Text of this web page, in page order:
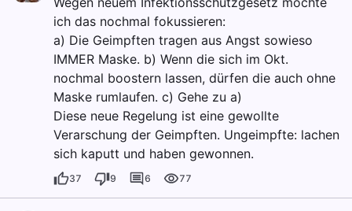
ich das nochmal fokussieren:
a) Die Geimpften tragen aus Angst sowieso
IMMER Maske. b) Wenn die sich im Okt.
nochmal boostern lassen, dürfen die auch ohne
Maske rumlaufen. c) Gehe zu a)
Diese neue Regelung ist eine gewollte
Verarschung der Geimpften. Ungeimpfte: lachen
sich kaputt und haben gewonnen.
37 9 6 77